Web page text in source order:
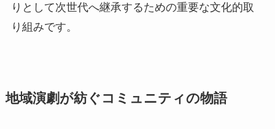
りとして次世代へ継承するための重要な文化的取
り組みです。
地域演劇が紡ぐコミュニティの物語